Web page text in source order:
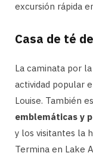
excursión rápida
Casa de té
La caminata por
actividad popular
Louise. También
emblemáticas y
y los visitantes la
Termina en Lake